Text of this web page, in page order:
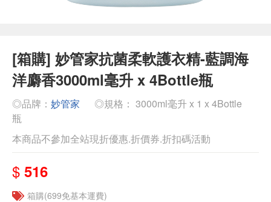
[箱購] 妙管家抗菌柔軟護衣精-藍調海
洋麝香3000ml毫升 x 4Bottle瓶
◎品牌： 妙管家
◎規格： 3000ml毫升 x 1 x 4Bottle
瓶
本商品不參加全站現折優惠.折價券.折扣碼活動
$ 516
箱購(699免基本運費)